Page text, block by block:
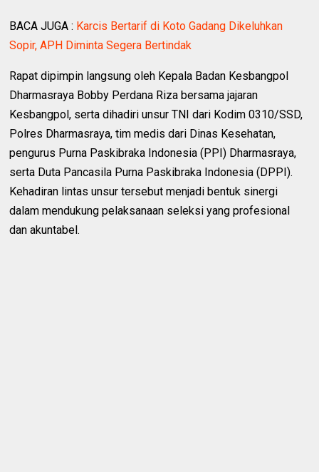
BACA JUGA : Karcis Bertarif di Koto Gadang Dikeluhkan
Sopir, APH Diminta Segera Bertindak
Rapat dipimpin langsung oleh Kepala Badan Kesbangpol
Dharmasraya Bobby Perdana Riza bersama jajaran
Kesbangpol, serta dihadiri unsur TNI dari Kodim 0310/SSD,
Polres Dharmasraya, tim medis dari Dinas Kesehatan,
pengurus Purna Paskibraka Indonesia (PPI) Dharmasraya,
serta Duta Pancasila Purna Paskibraka Indonesia (DPPI).
Kehadiran lintas unsur tersebut menjadi bentuk sinergi
dalam mendukung pelaksanaan seleksi yang profesional
dan akuntabel.